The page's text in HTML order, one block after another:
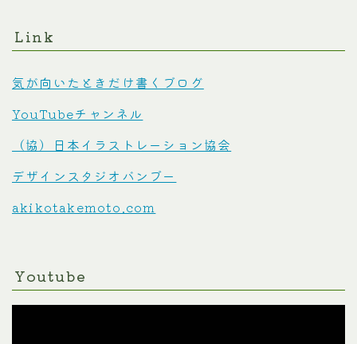
Link
気が向いたときだけ書くブログ
YouTubeチャンネル
（協）日本イラストレーション協会
デザインスタジオバンブー
akikotakemoto.com
Youtube